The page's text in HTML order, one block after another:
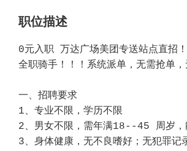
职位描述
0元入职 万达广场美团专送站点直招
全职骑手！！！系统派单，无需抢单
一、招聘要求
1、专业不限，学历不限
2、男女不限，需年满18--45 周岁，
3、身体健康，无不良嗜好；无犯罪记